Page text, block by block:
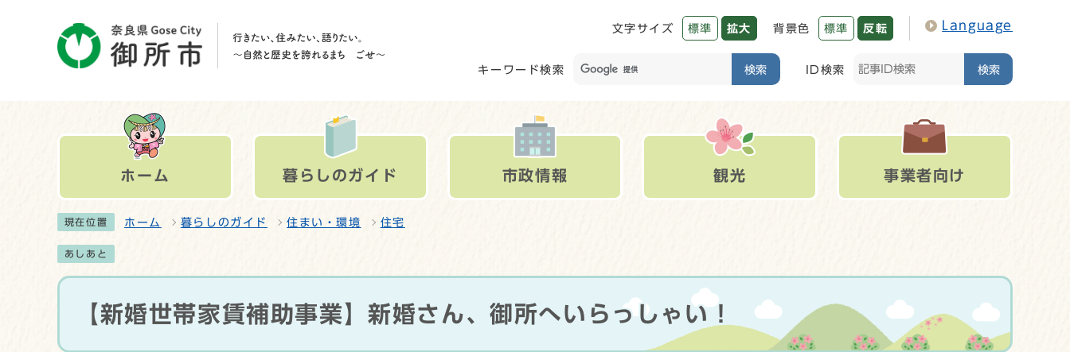
文字サイズ 標準 拡大 背景色 標準 反転 Language
キーワード検索 検索 ID検索 検索
ホーム 暮らしのガイド 市政情報 観光 事業者向け
現在位置 ホーム 暮らしのガイド 住まい・環境 住宅
あしあと
【新婚世帯家賃補助事業】新婚さん、御所へいらっしゃい！